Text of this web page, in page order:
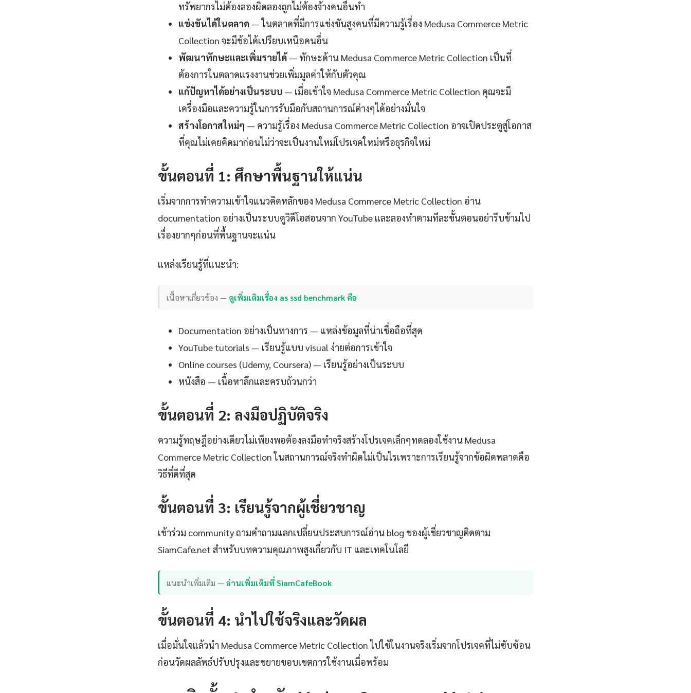
ทรัพยากรไม่ต้องลองผิดลองถูกไม่ต้องจ้างคนอื่นทำ
แข่งขันได้ในตลาด — ในตลาดที่มีการแข่งขันสูงคนที่มีความรู้เรื่อง Medusa Commerce Metric
Collection จะมีข้อได้เปรียบเหนือคนอื่น
พัฒนาทักษะและเพิ่มรายได้— ทักษะด้าน Medusa Commerce Metric Collection เป็นที่
ต้องการในตลาดแรงงานช่วยเพิ่มมูลค่าให้กับตัวคุณ
แก้ปัญหาได้อย่างเป็นระบบ — เมื่อเข้าใจ Medusa Commerce Metric Collection คุณจะมี
เครื่องมือและความรู้ในการรับมือกับสถานการณ์ต่างๆได้อย่างมั่นใจ
สร้างโอกาสใหม่ๆ — ความรู้เรื่อง Medusa Commerce Metric Collection อาจเปิดประตูสู่โอกาส
ที่คุณไม่เคยคิดมาก่อนไม่ว่าจะเป็นงานใหม่โปรเจคใหม่หรือธุรกิจใหม่
ขั้นตอนที่ 1: ศึกษาพื้นฐานให้แน่น
เริ่มจากการทำความเข้าใจแนวคิดหลักของ Medusa Commerce Metric Collection อ่าน
documentation อย่างเป็นระบบดูวิดีโอสอนจาก YouTube และลองทำตามทีละขั้นตอนอย่ารีบข้ามไป
เรื่องยากๆก่อนที่พื้นฐานจะแน่น
แหล่งเรียนรู้ที่แนะนำ:
เนื้อหาเกี่ยวข้อง — ดูเพิ่มเติมเรื่อง as ssd benchmark คือ
Documentation อย่างเป็นทางการ — แหล่งข้อมูลที่น่าเชื่อถือที่สุด
YouTube tutorials — เรียนรู้แบบ visual ง่ายต่อการเข้าใจ
Online courses (Udemy, Coursera) — เรียนรู้อย่างเป็นระบบ
หนังสือ — เนื้อหาลึกและครบถ้วนกว่า
ขั้นตอนที่ 2: ลงมือปฏิบัติจริง
ความรู้ทฤษฎีอย่างเดียวไม่เพียงพอต้องลงมือทำจริงสร้างโปรเจคเล็กๆทดลองใช้งาน Medusa
Commerce Metric Collection ในสถานการณ์จริงทำผิดไม่เป็นไรเพราะการเรียนรู้จากข้อผิดพลาดคือ
วิธีที่ดีที่สุด
ขั้นตอนที่ 3: เรียนรู้จากผู้เชี่ยวชาญ
เข้าร่วม community ถามคำถามแลกเปลี่ยนประสบการณ์อ่าน blog ของผู้เชี่ยวชาญติดตาม
SiamCafe.net สำหรับบทความคุณภาพสูงเกี่ยวกับ IT และเทคโนโลยี
แนะนำเพิ่มเติม —อ่านเพิ่มเติมที่ SiamCafeBook
ขั้นตอนที่ 4: นำไปใช้จริงและวัดผล
เมื่อมั่นใจแล้วนำ Medusa Commerce Metric Collection ไปใช้ในงานจริงเริ่มจากโปรเจคที่ไม่ซับซ้อน
ก่อนวัดผลลัพธ์ปรับปรุงและขยายขอบเขตการใช้งานเมื่อพร้อม